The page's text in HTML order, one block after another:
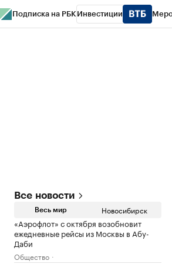
Подписка на РБК Инвестиции
Все новости
Весь мир Новосибирск
«Аэрофлот» с октября возобновит
ежедневные рейсы из Москвы в Абу-
Даби
Общество